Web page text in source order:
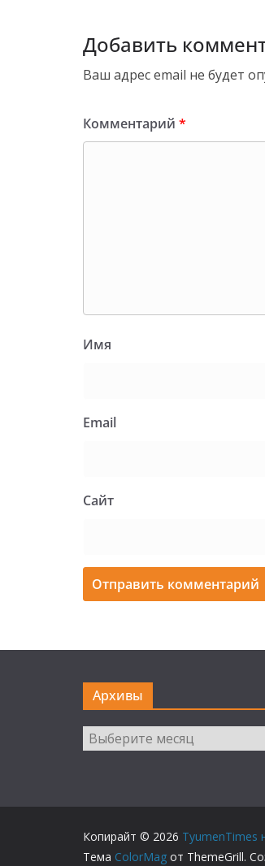
Добавить
Ваш адрес email не будет
Комментарий *
Имя
Email
Сайт
Архивы
Архивы
Копирайт © 2026 TyumenTimes
Тема ColorMag от ThemeGrill.